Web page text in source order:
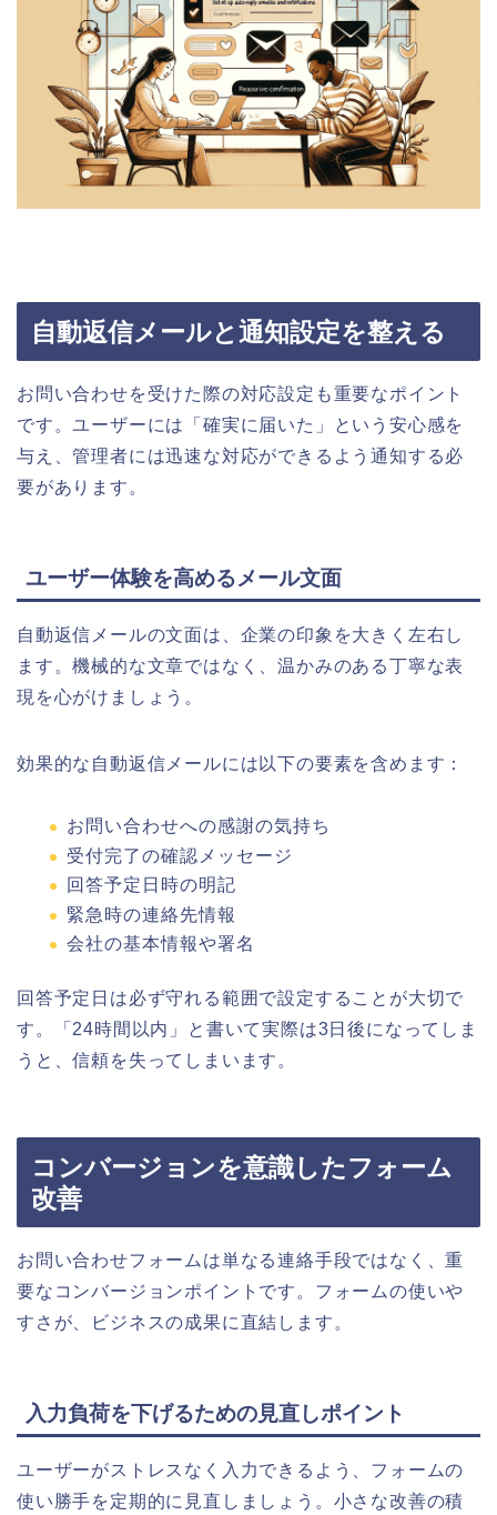
自動返信メールと通知設定を整える
お問い合わせを受けた際の対応設定も重要なポイント
です。ユーザーには「確実に届いた」という安心感を
与え、管理者には迅速な対応ができるよう通知する必
要があります。
ユーザー体験を高めるメール文面
自動返信メールの文面は、企業の印象を大きく左右し
ます。機械的な文章ではなく、温かみのある丁寧な表
現を心がけましょう。
効果的な自動返信メールには以下の要素を含めます：
お問い合わせへの感謝の気持ち
受付完了の確認メッセージ
回答予定日時の明記
緊急時の連絡先情報
会社の基本情報や署名
回答予定日は必ず守れる範囲で設定することが大切で
す。「24時間以内」と書いて実際は3日後になってしま
うと、信頼を失ってしまいます。
コンバージョンを意識したフォーム
改善
お問い合わせフォームは単なる連絡手段ではなく、重
要なコンバージョンポイントです。フォームの使いや
すさが、ビジネスの成果に直結します。
入力負荷を下げるための見直しポイント
ユーザーがストレスなく入力できるよう、フォームの
使い勝手を定期的に見直しましょう。小さな改善の積